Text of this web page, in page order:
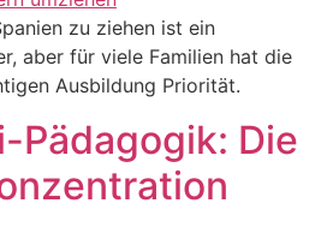
zu ziehen ist ein
aber für viele Familien hat die
Ausbildung Priorität.
Pädagogik: Die